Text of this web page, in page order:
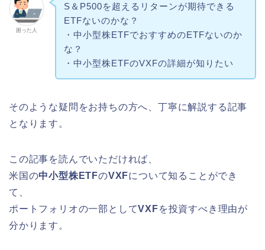
困った人
S＆P500を超えるリターンが期待できる
ETFないのかな？
・中小型株ETFでおすすめのETFないのか
な？
・中小型株ETFのVXFの詳細が知りたい
そのような疑問をお持ちの方へ、丁寧に解説する記事
となります。
この記事を読んでいただければ、
米国の中小型株ETFのVXFについて知ることができ
て、
ポートフォリオの一部としてVXFを投資すべき理由が
分かります。